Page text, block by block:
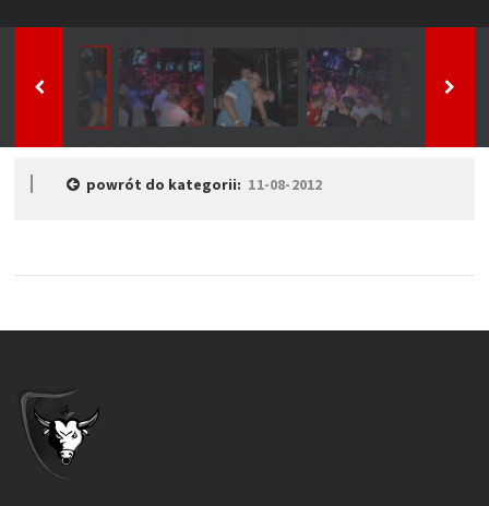
powrót do kategorii: 11-08-2012